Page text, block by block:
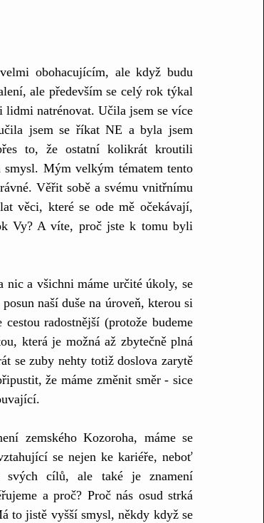
obohacujícím, ale když budu
ale především se celý rok týkal
lidmi natrénovat. Učila jsem se více
jsem se říkat NE a byla jsem
to, že ostatní kolikrát kroutili
smysl. Mým velkým tématem tento
Věřit sobě a svému vnitřnímu
věci, které se ode mě očekávají,
Vy? A víte, proč jste k tomu byli
nic a všichni máme určité úkoly, se
naší duše na úroveň, kterou si
radostnější (protože budeme
která je možná až zbytečně plná
se zuby nehty totiž doslova zarytě
že máme změnit směr - sice
zemského Kozoroha, máme se
se nejen ke kariéře, neboť
svých cílů, ale také je znamení
a proč? Proč nás osud strká
to jistě vyšší smysl, někdy když se